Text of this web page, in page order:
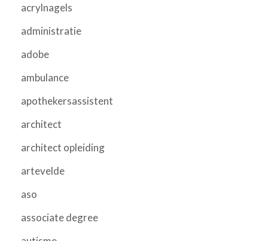
acrylnagels
administratie
adobe
ambulance
apothekersassistent
architect
architect opleiding
artevelde
aso
associate degree